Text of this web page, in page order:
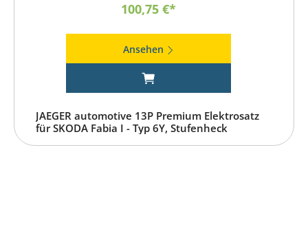
100,75 €*
Ansehen
JAEGER automotive 13P Premium Elektrosatz
für SKODA Fabia I - Typ 6Y, Stufenheck